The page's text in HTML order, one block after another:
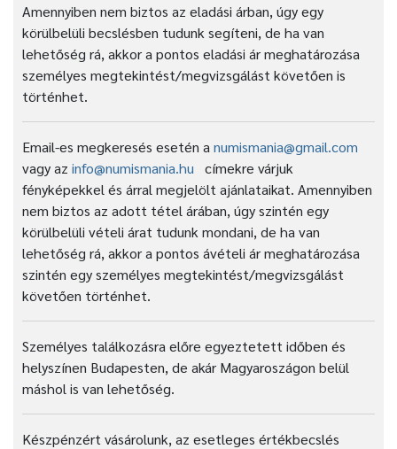
Amennyiben nem biztos az eladási árban, úgy egy
körülbelüli becslésben tudunk segíteni, de ha van
lehetőség rá, akkor a pontos eladási ár meghatározása
személyes megtekintést/megvizsgálást követően is
történhet.
Email-es megkeresés esetén a numismania@gmail.com
vagy az info@numismania.hu címekre várjuk
fényképekkel és árral megjelölt ajánlataikat. Amennyiben
nem biztos az adott tétel árában, úgy szintén egy
körülbelüli vételi árat tudunk mondani, de ha van
lehetőség rá, akkor a pontos ávételi ár meghatározása
szintén egy személyes megtekintést/megvizsgálást
követően történhet.
Személyes találkozásra előre egyeztetett időben és
helyszínen Budapesten, de akár Magyaroszágon belül
máshol is van lehetőség.
Készpénzért vásárolunk, az esetleges értékbecslés